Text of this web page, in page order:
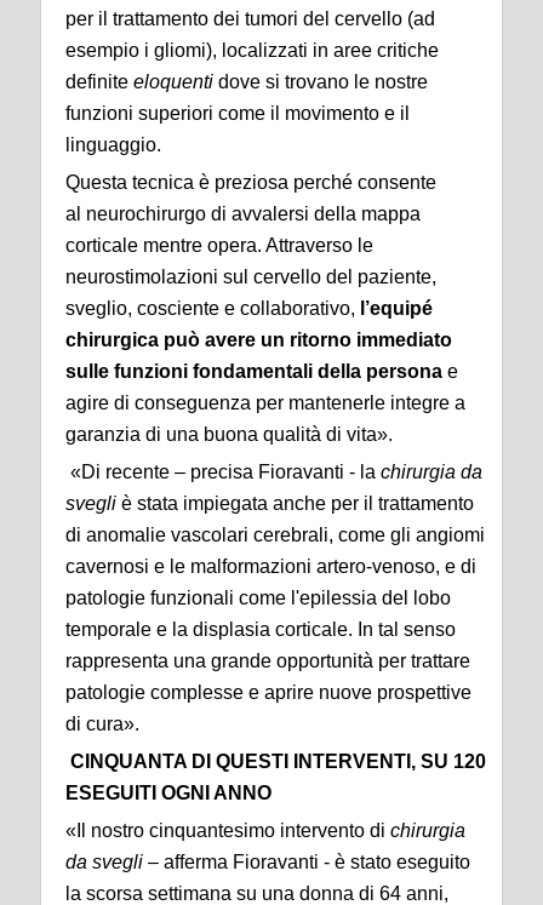
per il trattamento dei tumori del cervello (ad
esempio i gliomi), localizzati in aree critiche
definite eloquenti dove si trovano le nostre
funzioni superiori come il movimento e il
linguaggio.
Questa tecnica è preziosa perché consente
al neurochirurgo di avvalersi della mappa
corticale mentre opera. Attraverso le
neurostimolazioni sul cervello del paziente,
sveglio, cosciente e collaborativo, l’equipé
chirurgica può avere un ritorno immediato
sulle funzioni fondamentali della persona e
agire di conseguenza per mantenerle integre a
garanzia di una buona qualità di vita».
«Di recente – precisa Fioravanti - la chirurgia da
svegli è stata impiegata anche per il trattamento
di anomalie vascolari cerebrali, come gli angiomi
cavernosi e le malformazioni artero-venoso, e di
patologie funzionali come l'epilessia del lobo
temporale e la displasia corticale. In tal senso
rappresenta una grande opportunità per trattare
patologie complesse e aprire nuove prospettive
di cura».
CINQUANTA DI QUESTI INTERVENTI, SU 120
ESEGUITI OGNI ANNO
«Il nostro cinquantesimo intervento di chirurgia
da svegli – afferma Fioravanti - è stato eseguito
la scorsa settimana su una donna di 64 anni,